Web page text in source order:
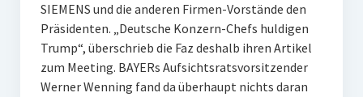
SIEMENS und die anderen Firmen-Vorstände den
Präsidenten. „Deutsche Konzern-Chefs huldigen
Trump“, überschrieb die Faz deshalb ihren Artikel
zum Meeting. BAYERs Aufsichtsratsvorsitzender
Werner Wenning fand da überhaupt nichts daran